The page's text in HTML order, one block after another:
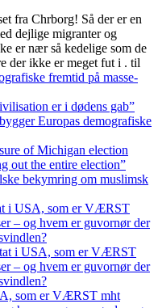
fra Chrborg! Så der er en
dejlige migranter og
er nær så kedelige som de
der ikke er meget fut i . til
frem­tid på masse­
er i dødens gab”
Europas demo­grafiske
of Michigan election
out the entire election”
bekymring om muslimsk
i USA, som er VÆRST
– og hvem er guvornør der
i USA, som er VÆRST
– og hvem er guvornør der
som er VÆRST mht